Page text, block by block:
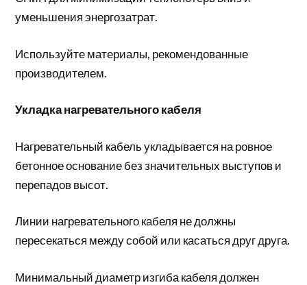
уменьшения энергозатрат.
Используйте материалы, рекомендованные
производителем.
Укладка нагревательного кабеля
Нагревательный кабель укладывается на ровное
бетонное основание без значительных выступов и
перепадов высот.
Линии нагревательного кабеля не должны
пересекаться между собой или касаться друг друга.
Минимальный диаметр изгиба кабеля должен